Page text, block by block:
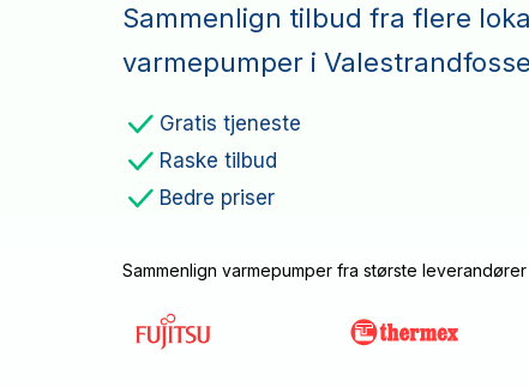
Sammenlign tilbud fra flere
varmepumper i
Gratis tjeneste
Raske tilbud
Bedre priser
Sammenlign varmepumper fra største leverandører